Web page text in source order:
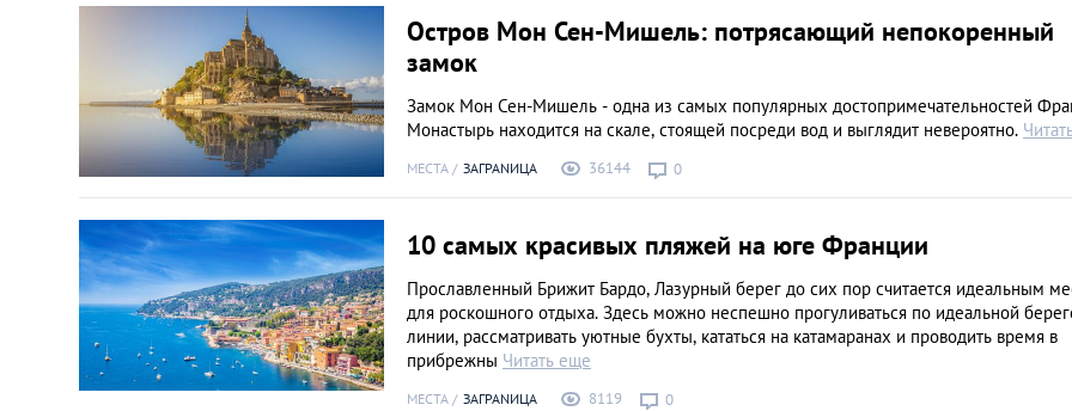
Остров Мон Сен-Мишель: потрясающий непокоренный
замок
Замок Мон Сен-Мишель - одна из самых популярных достопримечательностей
Монастырь находится на скале, стоящей посреди вод и выглядит невероятно.
МЕСТА ЗАГРАNИЦА 36144 0
10 самых красивых пляжей на юге Франции
Прославленный Брижит Бардо, Лазурный берег до сих пор считается идеальным
для роскошного отдыха. Здесь можно неспешно прогуливаться по идеальной
линии, рассматривать уютные бухты, кататься на катамаранах и проводить время в
прибрежны Читать еще
МЕСТА ЗАГРАNИЦА 8119 0